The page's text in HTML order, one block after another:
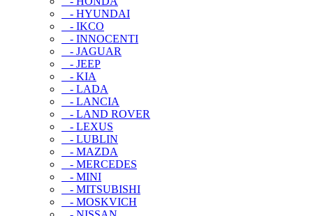
- HYUNDAI
- IKCO
- INNOCENTI
- JAGUAR
- JEEP
- KIA
- LADA
- LANCIA
- LAND ROVER
- LEXUS
- LUBLIN
- MAZDA
- MERCEDES
- MINI
- MITSUBISHI
- MOSKVICH